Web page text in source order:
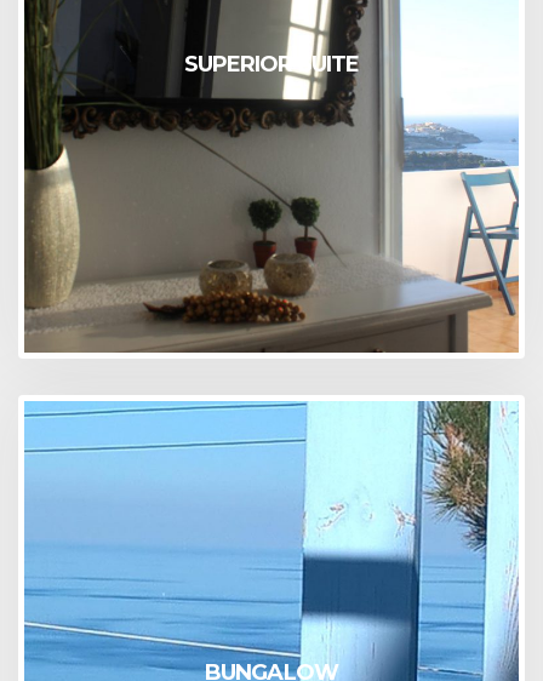
SUPERIOR SUITE
BUNGALOW